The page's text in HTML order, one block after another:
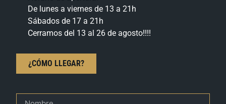
De lunes a viernes de 13 a 21h
Sábados de 17 a 21h
Cerramos del 13 al 26 de agosto!!!!
¿CÓMO LLEGAR?